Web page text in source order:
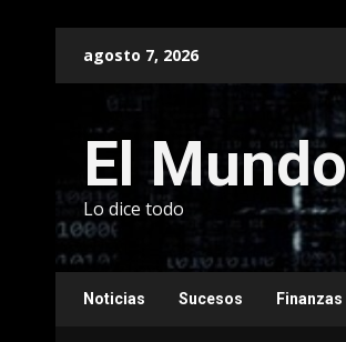
agosto 7, 2026
El Mundo
Lo dice todo
Noticias Sucesos Finanzas